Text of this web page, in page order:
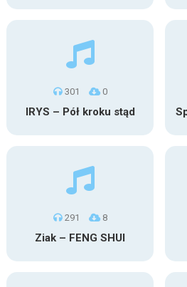
301 0
IRYS – Pół kroku stąd
291 8
Ziak – FENG SHUI